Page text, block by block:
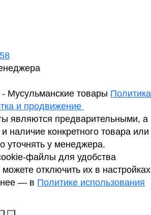
Мусульманские товары
и продвижение
являются предварительными, а
наличие конкретного товара или
уточнять у менеджера.
файлы для удобства
отключить их в настройках
— в Политике использования